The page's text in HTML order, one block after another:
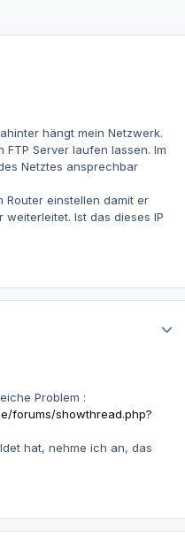
hängt mein Netzwerk.
Server laufen lassen. Im
Netztes ansprechbar
Router einstellen damit er
Ist das dieses IP
Problem :
forums/showthread.php?
hat, nehme ich an, das